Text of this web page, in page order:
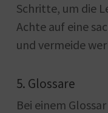
Schritte, um die
Achte auf eine
und vermeide
5. Glossare
Bei einem